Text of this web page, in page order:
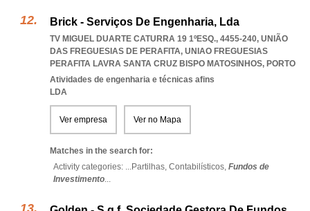
Brick - Serviços De Engenharia, Lda
TV MIGUEL DUARTE CATURRA 19 1ºESQ., 4455-240, UNIÃO
DAS FREGUESIAS DE PERAFITA, UNIAO FREGUESIAS
PERAFITA LAVRA SANTA CRUZ BISPO MATOSINHOS, PORTO
Atividades de engenharia e técnicas afins
LDA
Ver empresa Ver no Mapa
Matches in the search for:
Activity categories: ...Partilhas, Contabilísticos, Fundos de
Investimento...